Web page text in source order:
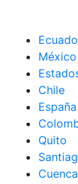
México
Chile
España
Quito
Cuenca